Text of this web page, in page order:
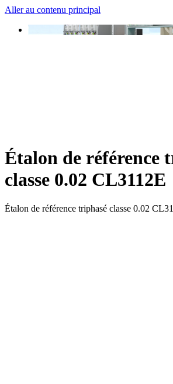
Aller au contenu principal
Étalon de référence
classe 0.02 CL3112E
Étalon de référence triphasé classe 0.02